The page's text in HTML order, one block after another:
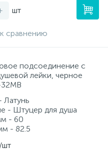
шт
сравнению
подсоединение с
лейки, черное
Латунь
- Штуцер для душа
- 60
- 82.5
/шт